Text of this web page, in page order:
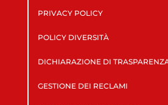
PRIVACY POLICY
POLICY DIVERSITÀ
DICHIARAZIONE DI
GESTIONE DEI RECLAMI